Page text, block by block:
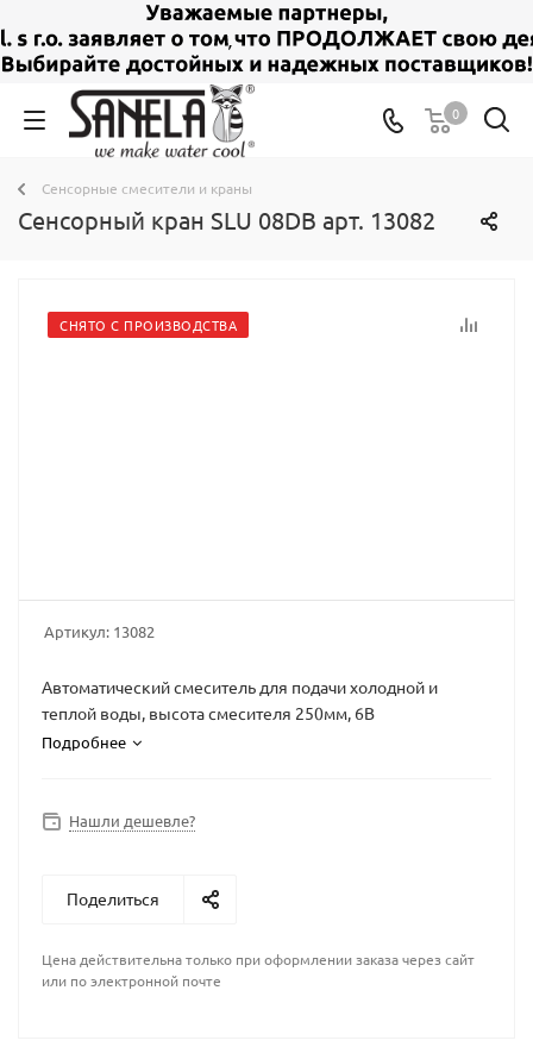
0
Сенсорные смесители и краны
Сенсорный кран SLU 08DB арт. 13082
СНЯТО С ПРОИЗВОДСТВА
Артикул: 13082
Автоматический смеситель для подачи холодной и
теплой воды, высота смесителя 250мм, 6В
Подробнее
Нашли дешевле?
Поделиться
Цена действительна только при оформлении заказа через сайт
или по электронной почте